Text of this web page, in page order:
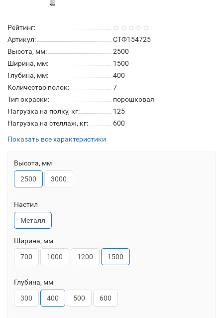
Рейтинг:
Артикул:
СТФ154725
Высота, мм:
2500
Ширина, мм:
1500
Глубина, мм:
400
Количество полок:
7
Тип окраски:
порошковая
Нагрузка на полку, кг:
125
Нагрузка на стеллаж, кг:
600
Показать все характеристики
Высота, мм
2500
3000
Настил
Металл
Ширина, мм
700
1000 1200 1500
Глубина, мм
300
400 500 600